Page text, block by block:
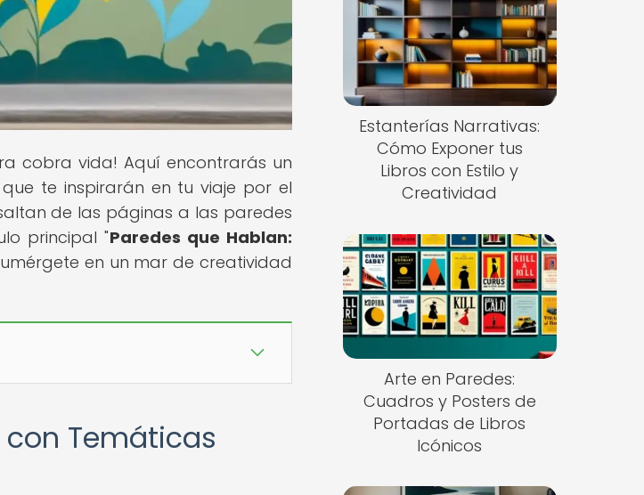
cobra vida! Aquí encontrarás un
te inspirarán en tu viaje por el
de las páginas a las paredes
principal "Paredes que Hablan:
en un mar de creatividad
Temáticas
Estanterías Narrativas:
Cómo Exponer tus
Libros con Estilo y
Creatividad
Arte en Paredes:
Cuadros y Posters de
Portadas de Libros
Icónicos